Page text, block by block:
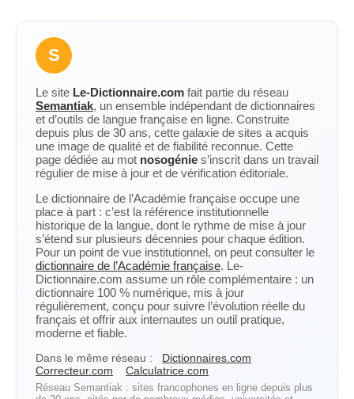
S
Le site Le-Dictionnaire.com fait partie du réseau
Semantiak, un ensemble indépendant de dictionnaires
et d’outils de langue française en ligne. Construite
depuis plus de 30 ans, cette galaxie de sites a acquis
une image de qualité et de fiabilité reconnue. Cette
page dédiée au mot nosogénie s’inscrit dans un travail
régulier de mise à jour et de vérification éditoriale.
Le dictionnaire de l’Académie française occupe une
place à part : c’est la référence institutionnelle
historique de la langue, dont le rythme de mise à jour
s’étend sur plusieurs décennies pour chaque édition.
Pour un point de vue institutionnel, on peut consulter le
dictionnaire de l’Académie française. Le-
Dictionnaire.com assume un rôle complémentaire : un
dictionnaire 100 % numérique, mis à jour
régulièrement, conçu pour suivre l’évolution réelle du
français et offrir aux internautes un outil pratique,
moderne et fiable.
Dans le même réseau :
Dictionnaires.com
Correcteur.com
Calculatrice.com
Réseau Semantiak : sites francophones en ligne depuis plus